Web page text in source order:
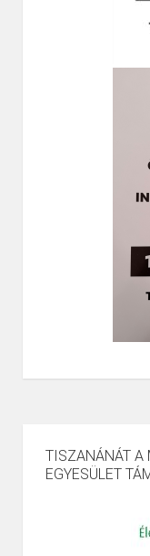
TISZANÁNÁT A
EGYESÜLET